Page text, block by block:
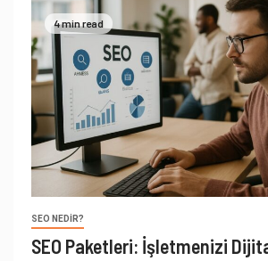
4 min read
SEO NEDIR?
SEO Paketleri: İşletmenizi